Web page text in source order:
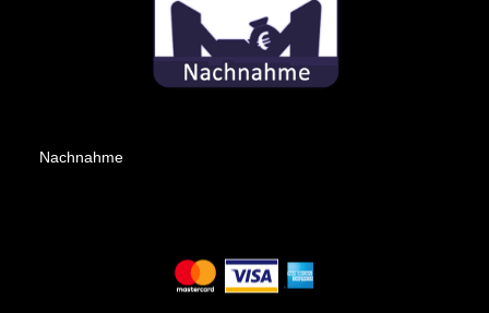
Nachnahme